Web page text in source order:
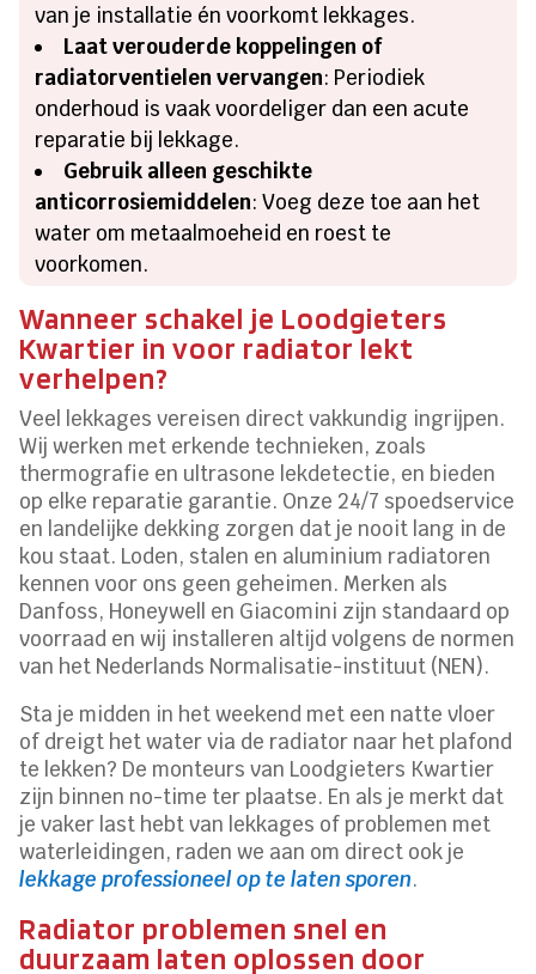
van je installatie én voorkomt lekkages.
Laat verouderde koppelingen of
radiatorventielen vervangen: Periodiek
onderhoud is vaak voordeliger dan een acute
reparatie bij lekkage.
Gebruik alleen geschikte
anticorrosiemiddelen: Voeg deze toe aan het
water om metaalmoeheid en roest te
voorkomen.
Wanneer schakel je Loodgieters
Kwartier in voor radiator lekt
verhelpen?
Veel lekkages vereisen direct vakkundig ingrijpen.
Wij werken met erkende technieken, zoals
thermografie en ultrasone lekdetectie, en bieden
op elke reparatie garantie. Onze 24/7 spoedservice
en landelijke dekking zorgen dat je nooit lang in de
kou staat. Loden, stalen en aluminium radiatoren
kennen voor ons geen geheimen. Merken als
Danfoss, Honeywell en Giacomini zijn standaard op
voorraad en wij installeren altijd volgens de normen
van het Nederlands Normalisatie-instituut (NEN).
Sta je midden in het weekend met een natte vloer
of dreigt het water via de radiator naar het plafond
te lekken? De monteurs van Loodgieters Kwartier
zijn binnen no-time ter plaatse. En als je merkt dat
je vaker last hebt van lekkages of problemen met
waterleidingen, raden we aan om direct ook je
lekkage professioneel op te laten sporen.
Radiator problemen snel en
duurzaam laten oplossen door